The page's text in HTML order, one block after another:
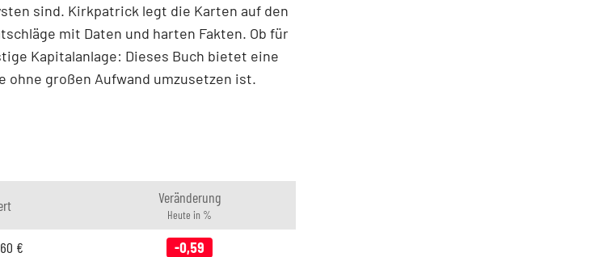
sind. Kirkpatrick legt die Karten auf den
mit Daten und harten Fakten. Ob für
Kapitalanlage: Dieses Buch bietet eine
großen Aufwand umzusetzen ist.
Veränderung
Heute in %
€ -0,59